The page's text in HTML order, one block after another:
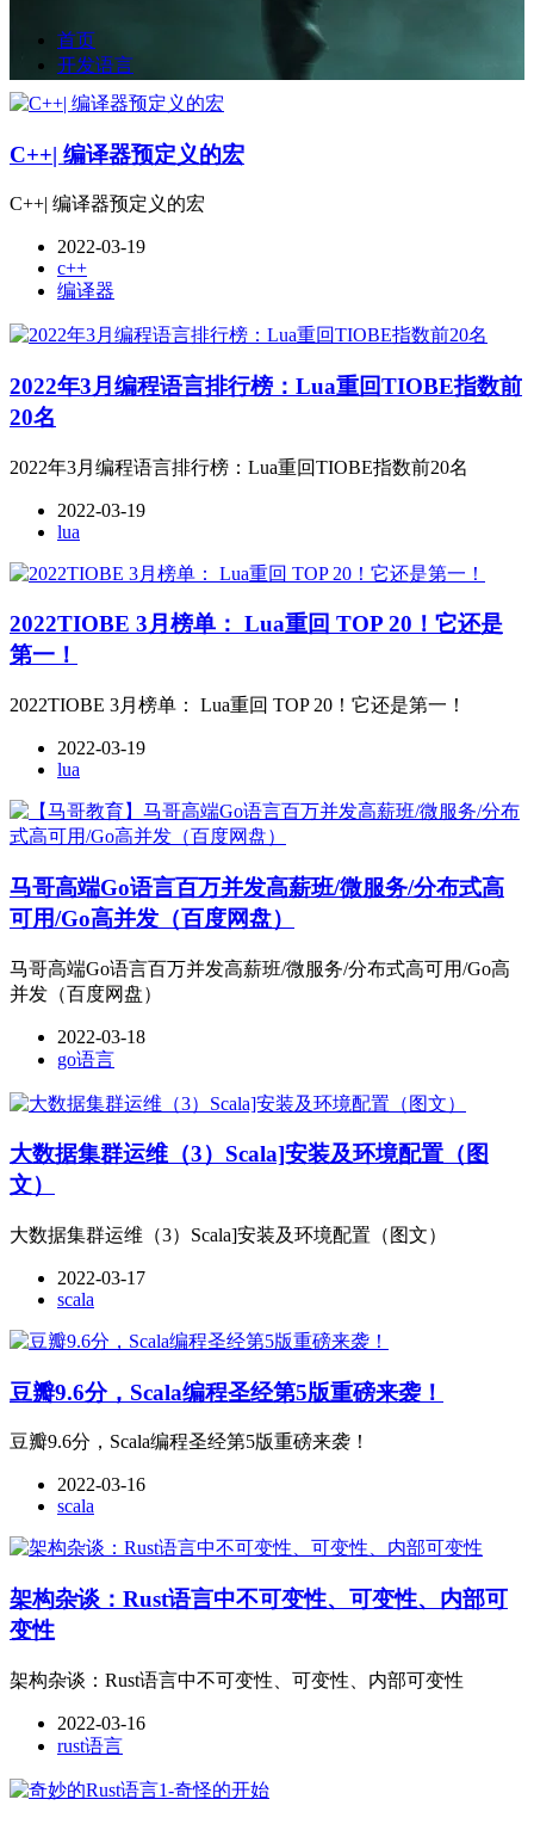
首页
开发语言
C++| 编译器预定义的宏
C++| 编译器预定义的宏
2022-03-19
c++
编译器
2022年3月编程语言排行榜：Lua重回TIOBE指数前
20名
2022年3月编程语言排行榜：Lua重回TIOBE指数前20名
2022-03-19
lua
2022TIOBE 3月榜单： Lua重回 TOP 20！它还是
第一！
2022TIOBE 3月榜单： Lua重回 TOP 20！它还是第一！
2022-03-19
lua
马哥高端Go语言百万并发高薪班/微服务/分布式高
可用/Go高并发（百度网盘）
马哥高端Go语言百万并发高薪班/微服务/分布式高可用/Go高
并发（百度网盘）
2022-03-18
go语言
大数据集群运维（3）Scala]安装及环境配置（图
文）
大数据集群运维（3）Scala]安装及环境配置（图文）
2022-03-17
scala
豆瓣9.6分，Scala编程圣经第5版重磅来袭！
豆瓣9.6分，Scala编程圣经第5版重磅来袭！
2022-03-16
scala
架构杂谈：Rust语言中不可变性、可变性、内部可
变性
架构杂谈：Rust语言中不可变性、可变性、内部可变性
2022-03-16
rust语言